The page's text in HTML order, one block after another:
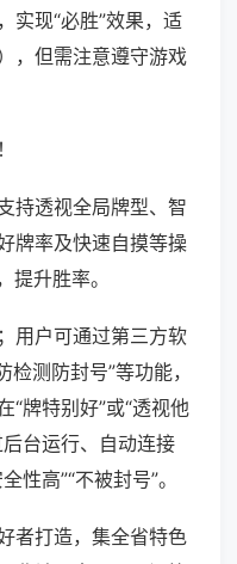
实现“必胜”效果，适
，但需注意遵守游戏
持透视全局牌型、智
牌率及快速自摸等操
升胜率。
用户可通过第三方软
检测防封号”等功能，
“牌特别好”或“透视他
台运行、自动连接
性高”“不被封号”。
者打造，集全省特色